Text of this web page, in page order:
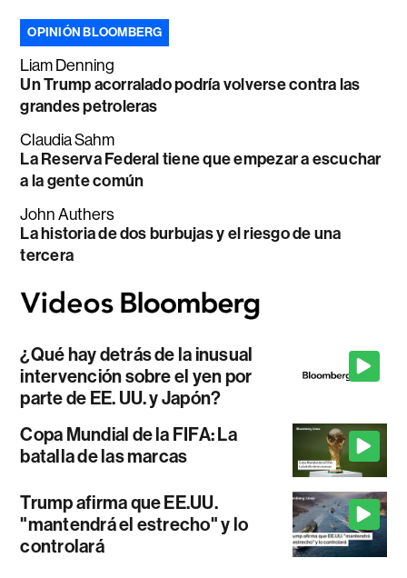
OPINIÓN BLOOMBERG
Liam Denning
Un Trump acorralado podría volverse contra las
grandes petroleras
Claudia Sahm
La Reserva Federal tiene que empezar a escuchar
a la gente común
John Authers
La historia de dos burbujas y el riesgo de una
tercera
¿Qué hay detrás de la inusual
intervención sobre el yen por
parte de EE. UU. y Japón?
Copa Mundial de la FIFA: La
batalla de las marcas
Trump afirma que EE.UU.
"mantendrá el estrecho" y lo
controlará